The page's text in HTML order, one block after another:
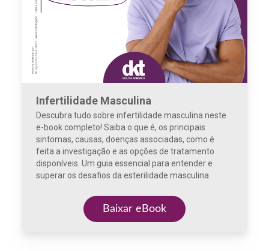
Infertilidade Masculina
Descubra tudo sobre infertilidade masculina neste
e-book completo! Saiba o que é, os principais
sintomas, causas, doenças associadas, como é
feita a investigação e as opções de tratamento
disponíveis. Um guia essencial para entender e
superar os desafios da esterilidade masculina.
Baixar eBook